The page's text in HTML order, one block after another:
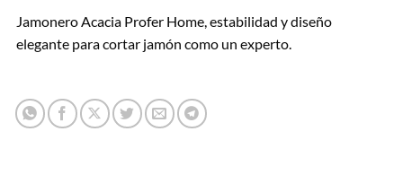
Jamonero Acacia Profer Home, estabilidad y diseño
elegante para cortar jamón como un experto.